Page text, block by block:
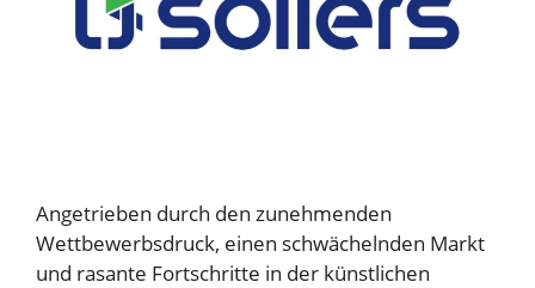
Angetrieben durch den zunehmenden
Wettbewerbsdruck, einen schwächelnden Markt
und rasante Fortschritte in der künstlichen